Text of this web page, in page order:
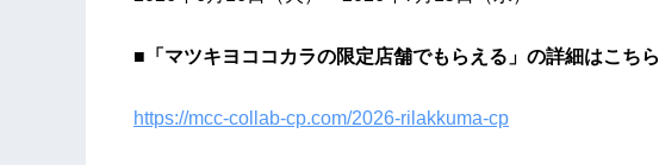
■「マツキヨココカラの限定店舗でもらえる」の詳細はこちら
https://mcc-collab-cp.com/2026-rilakkuma-cp